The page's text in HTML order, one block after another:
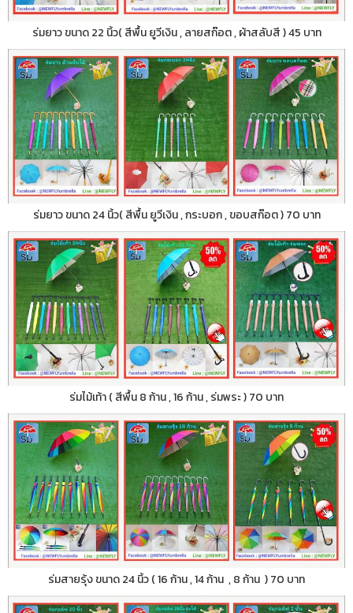
ร่มยาว ขนาด 22 นิ้ว( สีพื้น ยูวีเงิน , ลายสก๊อต , ผ้าสลับสี ) 45 บาท
ร่มยาว ขนาด 24 นิ้ว( สีพื้น ยูวีเงิน , กระบอก , ขอบสก๊อต ) 70 บาท
ร่มไม้เท้า ( สีพื้น 8 ก้าน , 16 ก้าน , ร่มพระ ) 70 บาท
ร่มสายรุ้ง ขนาด 24 นิ้ว ( 16 ก้าน , 14 ก้าน , 8 ก้าน ) 70 บาท